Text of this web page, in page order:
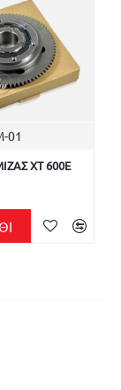
01
XT 600E